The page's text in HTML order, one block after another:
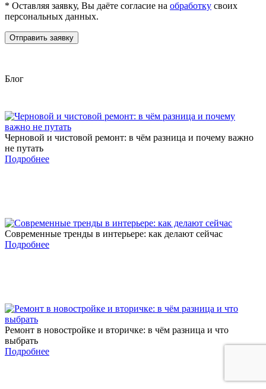
* Оставляя заявку, Вы даёте согласие на обработку своих
персональных данных.
Отправить заявку
Блог
Черновой и чистовой ремонт: в чём разница и почему важно
не путать
Подробнее
Современные тренды в интерьере: как делают сейчас
Подробнее
Ремонт в новостройке и вторичке: в чём разница и что
выбрать
Подробнее